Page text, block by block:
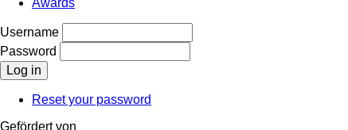
Username
Password
Reset your password
Gefördert von